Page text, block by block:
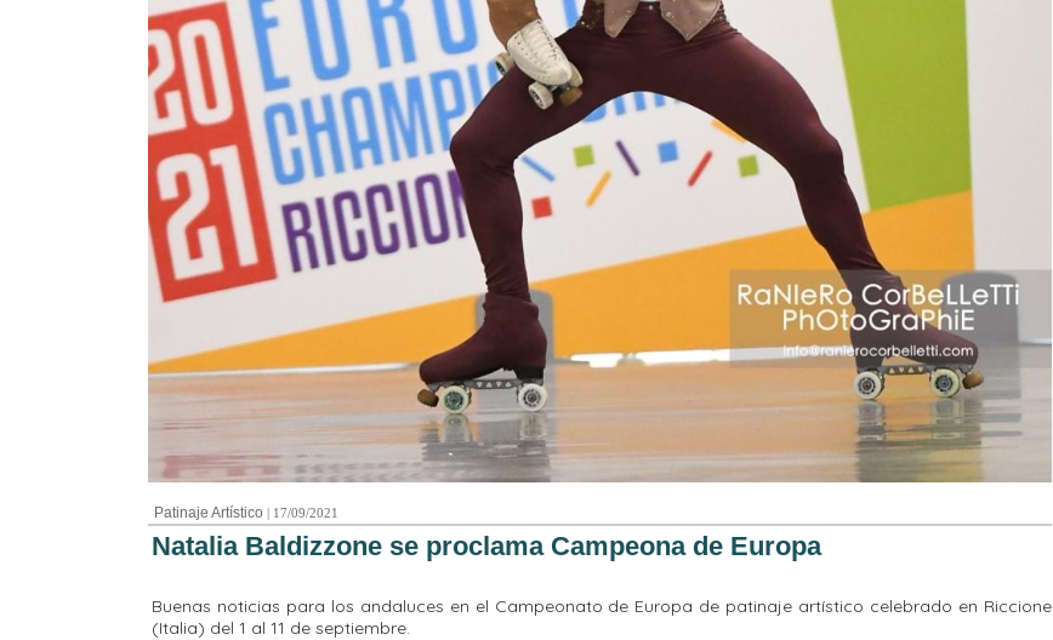
Patinaje Artístico | 17/09/2021
Natalia Baldizzone se proclama Campeona de Europa
Buenas noticias para los andaluces en el Campeonato de Europa de patinaje artístico celebrado en Riccione
(Italia) del 1 al 11 de septiembre.